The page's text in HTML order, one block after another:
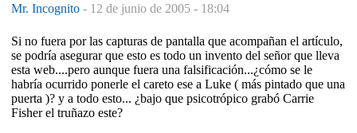
Mr. Incognito - 12 de junio de 2005 - 18:04
Si no fuera por las capturas de pantalla que acompañan el artículo,
se podría asegurar que esto es todo un invento del señor que lleva
esta web....pero aunque fuera una falsificación...¿cómo se le
habría ocurrido ponerle el careto ese a Luke ( más pintado que una
puerta )? y a todo esto... ¿bajo que psicotrópico grabó Carrie
Fisher el truñazo este?